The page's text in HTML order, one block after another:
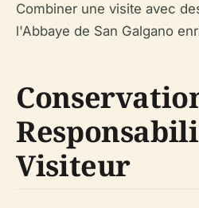
Combiner une visite avec
l'Abbaye de San Galgano
Visiteur